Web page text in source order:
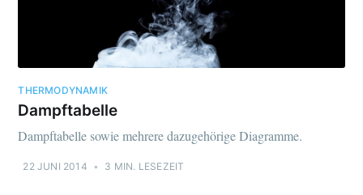
THERMODYNAMIK
Dampftabelle
Dampftabelle sowie mehrere dazugehörige Diagramme.
22 JUNI 2014 • 3 MIN. LESEZEIT